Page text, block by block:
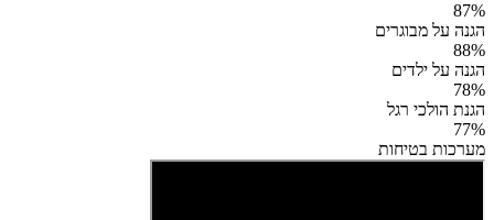
87%
הגנה על מבוגרים
88%
הגנה על ילדים
78%
הגנת הולכי רגל
77%
מערכות בטיחות